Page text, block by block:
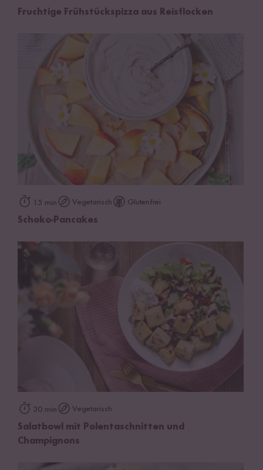
Fruchtige Frühstückspizza aus Reisflocken
15 min Vegetarisch Glutenfrei
Schoko-Pancakes
30 min Vegetarisch
Salatbowl mit Polentaschnitten und
Champignons